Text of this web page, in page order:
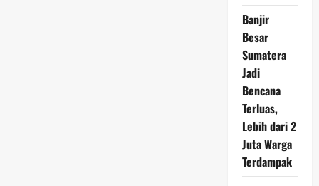
Banjir
Besar
Sumatera
Jadi
Bencana
Terluas,
Lebih dari 2
Juta Warga
Terdampak